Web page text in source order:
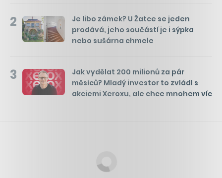
2
Je libo zámek? U Žatce se jeden
prodává, jeho součástí je i sýpka
nebo sušárna chmele
3
Jak vydělat 200 milionů za pár
měsíců? Mladý investor to zvládl s
akciemi Xeroxu, ale chce mnohem víc